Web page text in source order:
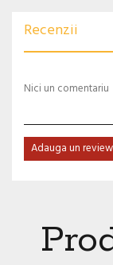
Recenzii
Nici un comentariu
Adauga un review